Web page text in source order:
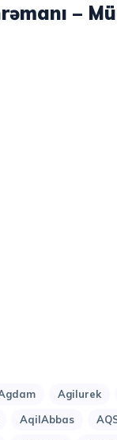
–
Agilurek
AqilAbbas